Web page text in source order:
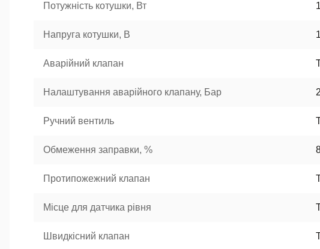
Потужність котушки, Вт
Напруга котушки, В
Аварійний клапан
Налаштування аварійного клапану, Бар
Ручний вентиль
Обмеження заправки, %
Протипожежний клапан
Місце для датчика рівня
Швидкісний клапан